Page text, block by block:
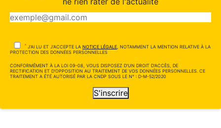
* J'AI LU ET J'ACCEPTE LA NOTICE LÉGALE , NOTAMMENT LA MENTION RELATIVE À LA
PROTECTION DES DONNÉES PERSONNELLES
CONFORMÉMENT À LA LOI 09-08, VOUS DISPOSEZ D'UN DROIT D'ACCÈS, DE
RECTIFICATION ET D'OPPOSITION AU TRAITEMENT DE VOS DONNÉES PERSONNELLES. CE
TRAITEMENT A ÉTÉ AUTORISÉ PAR LA CNDP SOUS LE N° : D-M-52/2020
S'inscrire